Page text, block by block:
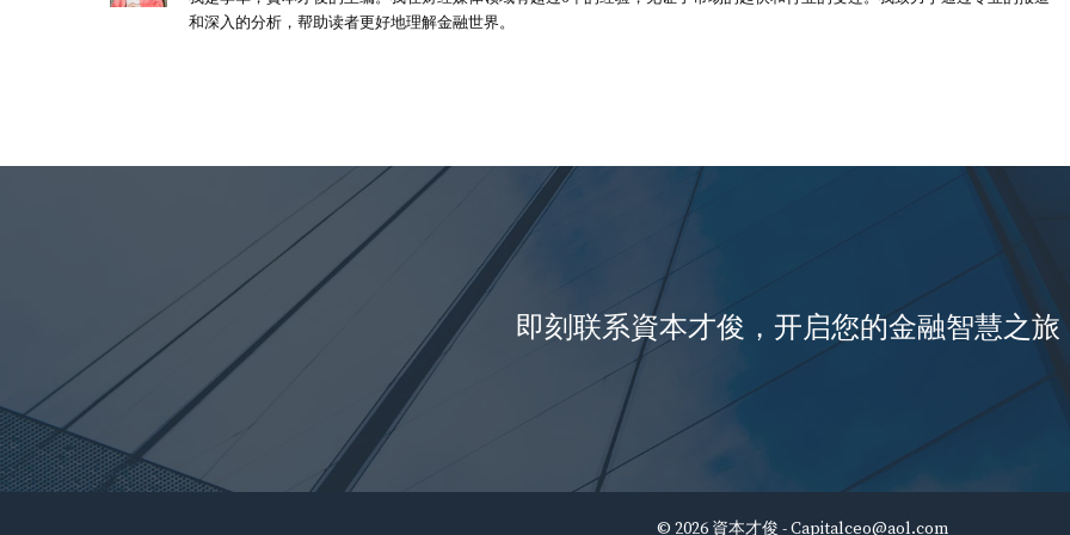
和深入的分析，帮助读者更好地理解金融世界。
即刻联系資本才俊，开启您的金融智慧之旅
© 2026 資本才俊 -Capitalceo@aol.com